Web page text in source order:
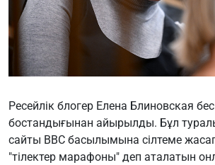
Ресейлік блогер Елена Блиновская
бостандығынан айырылды. Бұл
сайты ВВС басылымына сілтеме
"тілектер марафоны" деп аталатын